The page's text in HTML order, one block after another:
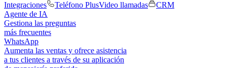
Integraciones
Teléfono PlusVideo llamadas
CRM
Agente de IA
Gestiona las preguntas
más frecuentes
WhatsApp
Aumenta las ventas y ofrece asistencia
a tus clientes a través de su aplicación